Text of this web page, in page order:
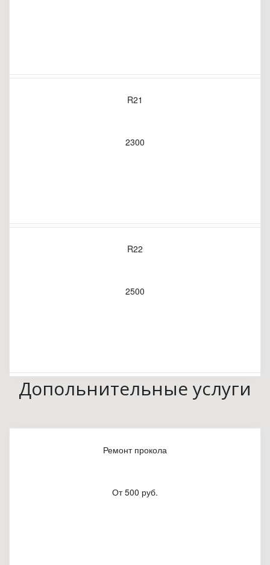
R21
2300
R22
2500
Допольнительные услуги
Ремонт прокола
От 500 руб.